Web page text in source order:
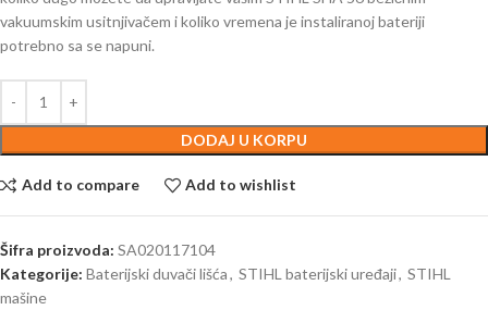
vakuumskim usitnjivačem i koliko vremena je instaliranoj bateriji
potrebno sa se napuni.
DODAJ U KORPU
Add to compare Add to wishlist
Šifra proizvoda: SA020117104
Kategorije: Baterijski duvači lišća, STIHL baterijski uređaji, STIHL
mašine